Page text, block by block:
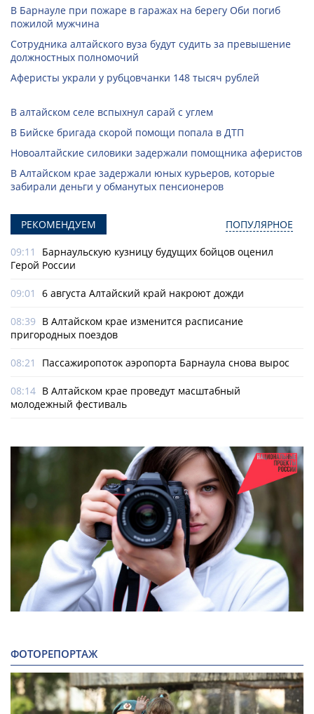
В Барнауле при пожаре в гаражах на берегу Оби погиб
пожилой мужчина
Сотрудника алтайского вуза будут судить за превышение
должностных полномочий
Аферисты украли у рубцовчанки 148 тысяч рублей
В алтайском селе вспыхнул сарай с углем
В Бийске бригада скорой помощи попала в ДТП
Новоалтайские силовики задержали помощника аферистов
В Алтайском крае задержали юных курьеров, которые
забирали деньги у обманутых пенсионеров
РЕКОМЕНДУЕМ ПОПУЛЯРНОЕ
09:11
Барнаульскую кузницу будущих бойцов оценил
Герой России
09:01 6 августа Алтайский край накроют дожди
08:39 В Алтайском крае изменится расписание
пригородных поездов
08:21 Пассажиропоток аэропорта Барнаула снова вырос
08:14 В Алтайском крае проведут масштабный
молодежный фестиваль
ФОТОРЕПОРТАЖ